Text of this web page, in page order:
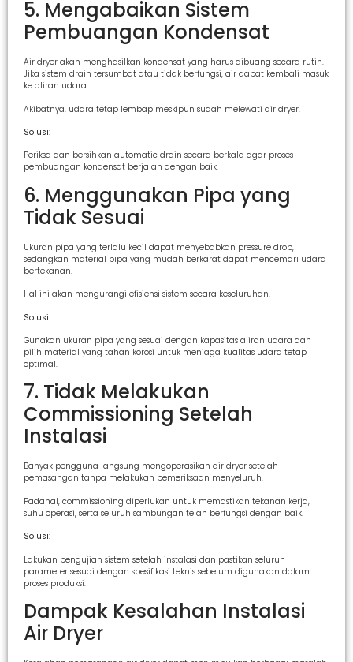
5. Mengabaikan Sistem
Pembuangan Kondensat
Air dryer akan menghasilkan kondensat yang harus dibuang secara rutin.
Jika sistem drain tersumbat atau tidak berfungsi, air dapat kembali masuk
ke aliran udara.
Akibatnya, udara tetap lembap meskipun sudah melewati air dryer.
Solusi:
Periksa dan bersihkan automatic drain secara berkala agar proses
pembuangan kondensat berjalan dengan baik.
6. Menggunakan Pipa yang
Tidak Sesuai
Ukuran pipa yang terlalu kecil dapat menyebabkan pressure drop,
sedangkan material pipa yang mudah berkarat dapat mencemari udara
bertekanan.
Hal ini akan mengurangi efisiensi sistem secara keseluruhan.
Solusi:
Gunakan ukuran pipa yang sesuai dengan kapasitas aliran udara dan
pilih material yang tahan korosi untuk menjaga kualitas udara tetap
optimal.
7. Tidak Melakukan
Commissioning Setelah
Instalasi
Banyak pengguna langsung mengoperasikan air dryer setelah
pemasangan tanpa melakukan pemeriksaan menyeluruh.
Padahal, commissioning diperlukan untuk memastikan tekanan kerja,
suhu operasi, serta seluruh sambungan telah berfungsi dengan baik.
Solusi:
Lakukan pengujian sistem setelah instalasi dan pastikan seluruh
parameter sesuai dengan spesifikasi teknis sebelum digunakan dalam
proses produksi.
Dampak Kesalahan Instalasi
Air Dryer